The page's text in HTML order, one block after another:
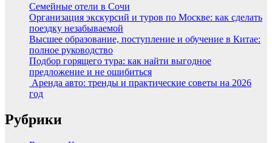
Семейные отели в Сочи
Организация экскурсий и туров по Москве: как сделать
поездку незабываемой
Высшее образование, поступление и обучение в Китае:
полное руководство
Подбор горящего тура: как найти выгодное
предложение и не ошибиться
Аренда авто: тренды и практические советы на 2026
год
Рубрики